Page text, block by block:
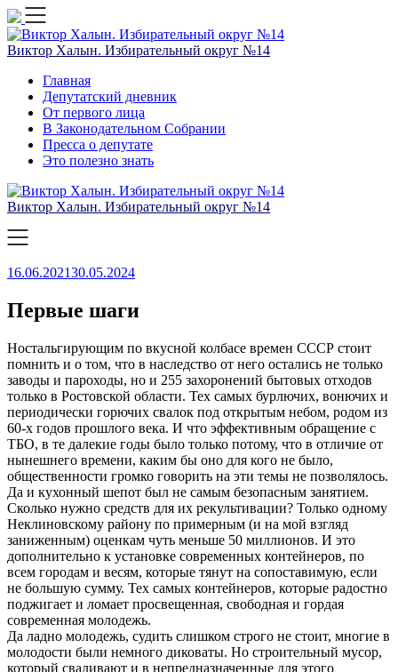
Skip
to
content
Виктор Халын. Избирательный округ №14
Главная
Депутатский дневник
От первого лица
В Законодательном Собрании
Пресса о депутате
Это полезно знать
Виктор Халын. Избирательный округ №14
16.06.202130.05.2024
Первые шаги
Ностальгирующим по вкусной колбасе времен СССР стоит
помнить и о том, что в наследство от него остались не только
заводы и пароходы, но и 255 захоронений бытовых отходов
только в Ростовской области. Тех самых бурлючих, вонючих и
периодически горючих свалок под открытым небом, родом из
60-х годов прошлого века. И что эффективным обращение с
ТБО, в те далекие годы было только потому, что в отличие от
нынешнего времени, каким бы оно для кого не было,
общественности громко говорить на эти темы не позволялось.
Да и кухонный шепот был не самым безопасным занятием.
Сколько нужно средств для их рекультивации? Только одному
Неклиновскому району по примерным (и на мой взгляд
заниженным) оценкам чуть меньше 50 миллионов. И это
дополнительно к установке современных контейнеров, по
всем городам и весям, которые тянут на сопоставимую, если
не большую сумму. Тех самых контейнеров, которые радостно
поджигает и ломает просвещенная, свободная и гордая
современная молодежь.
Да ладно молодежь, судить слишком строго не стоит, многие в
молодости были немного диковаты. Но строительный мусор,
который сваливают и в непредназначенные для этого